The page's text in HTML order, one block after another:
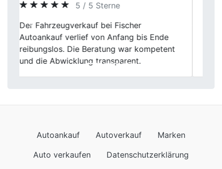
5 / 5 Sterne
Mein Alter wurde anstandslos und zu
einem fairen Preis gekauft, bin zufrieden
und kann diesen Händler mit besten
Gewissen weiterempfehlen. Beste Grüße
Previous
Autoankauf Autoverkauf
Marken
Auto verkaufen
Datenschutzerklärung